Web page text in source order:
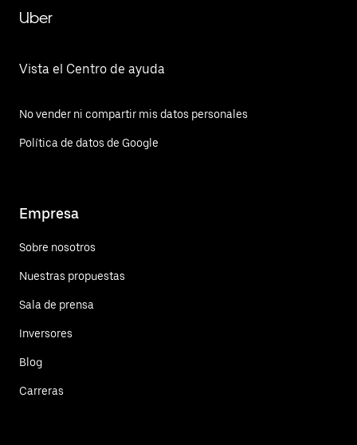
Uber
Vista el Centro de ayuda
No vender ni compartir mis datos personales
Política de datos de Google
Empresa
Sobre nosotros
Nuestras propuestas
Sala de prensa
Inversores
Blog
Carreras